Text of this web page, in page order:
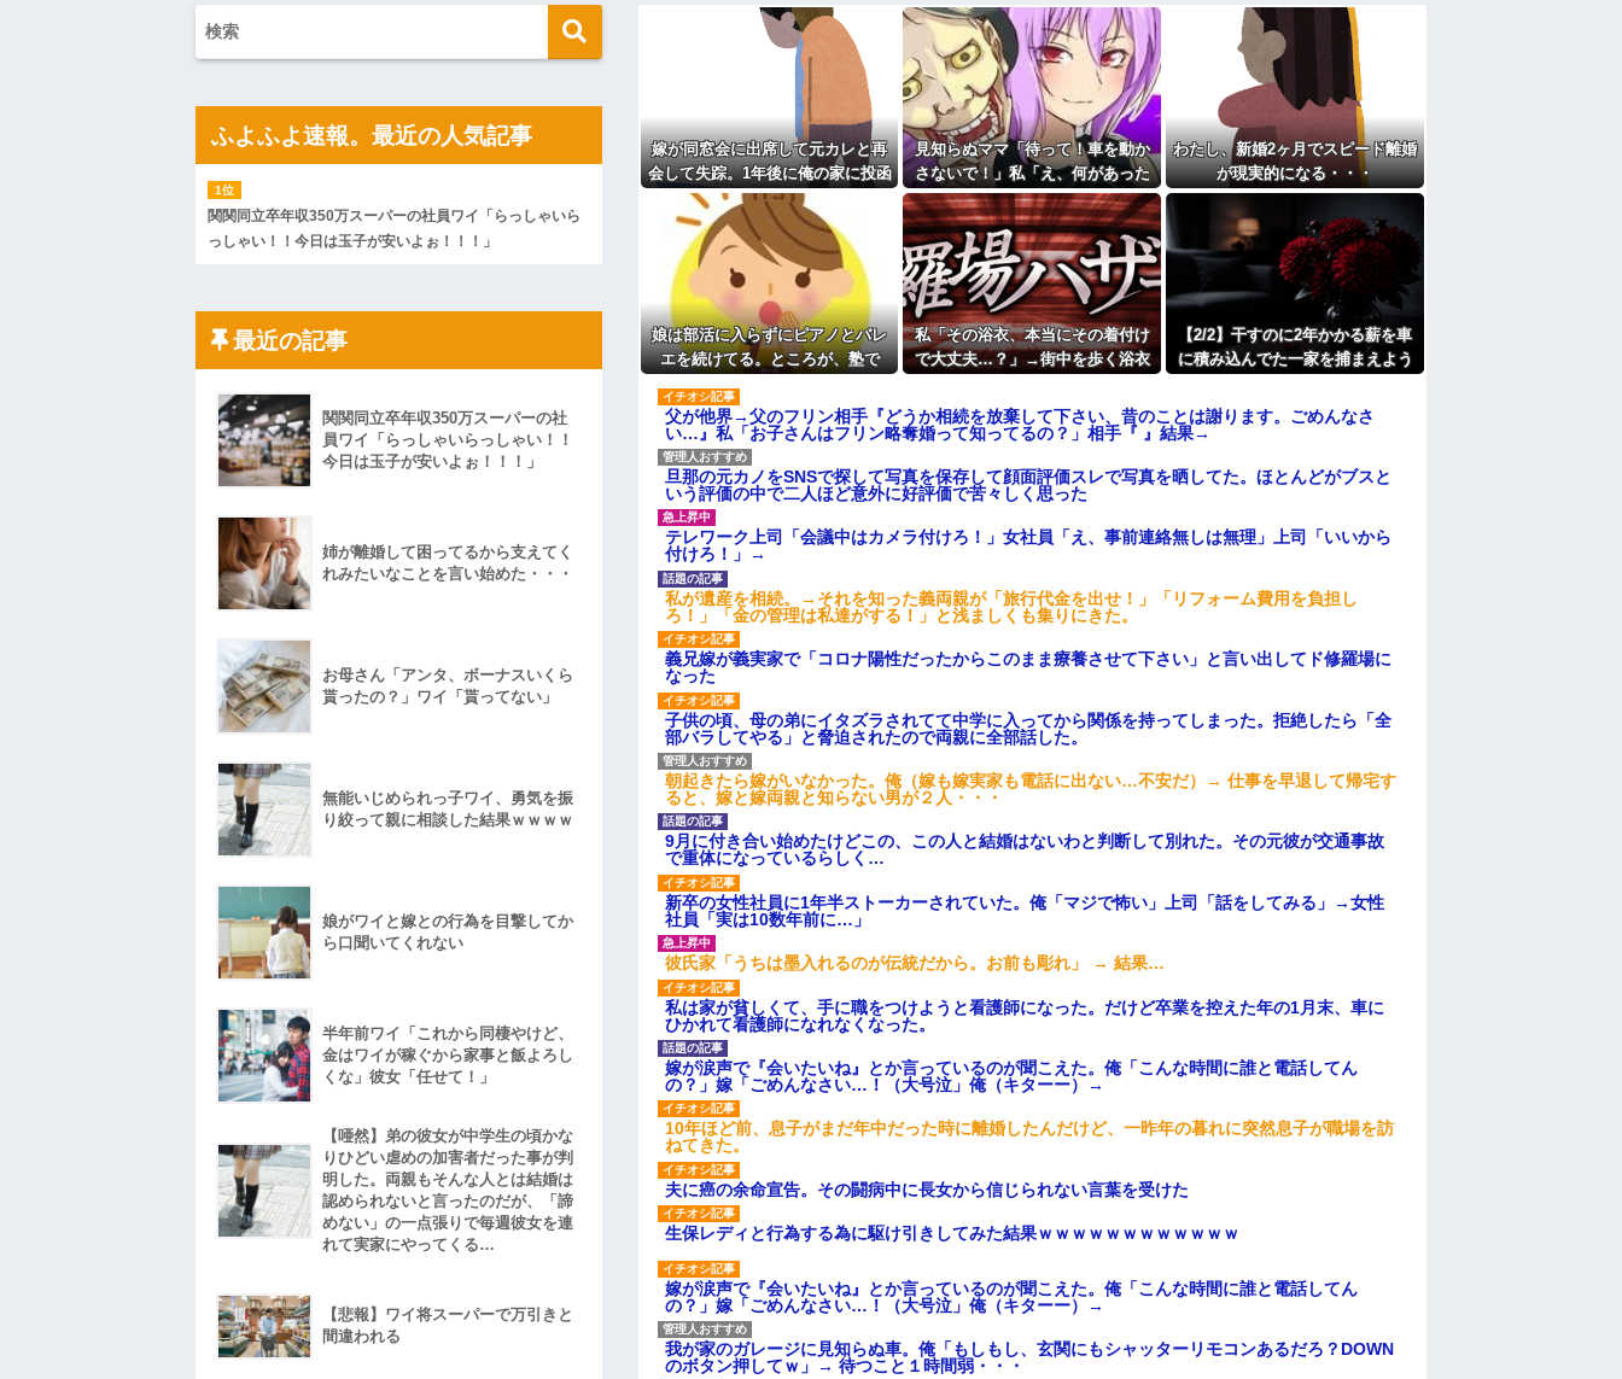
赤信号で追突してきた加害女性、降りてこず謝罪ポーズ→「わざとじゃない
のに保険使うの！？」と大号泣ｗｗ被害者の私を悪者扱いし、旦那まで「妻
を...
【画像】レベチ過ぎるギャルさん、とんでもない格好を披露してしまうw w
w w w w w
【画像】このLINEでなんで女が怒ってるのか分かんない奴はモテない奴確定
【動画】高校生さん、文化祭でコーヒーカップを作って大盛りあがり←なん
かどっかで見たことあると話題に
大学生ワイ、株で大儲けｗｗｗｗｗｗｗｗｗｗｗｗｗｗｗｗｗｗｗｗｗｗｗ
トメ「うちも同居しましょう！」夫「分かったよ」私「えっ…？」→数カ月
ハードオフに売っていた4万4000円のフィギュアがヤバすぎるｗｗｗｗｗｗ
私「ちょっと、人の家の金庫触らないでよ！」キチママ『そこに金庫があっ
たから、開けてみようとしただけ☆』義兄「泥は出てけ！二度と来るな！」結
私「初めて飲む味だけどなんのお茶？」彼「ちっ！」私「」
【GIF】JSのカンチョーワロタ
後続車にクラクションを鳴らされ彼氏が逆切れ。「何クラクション鳴らして
んだ！降りてこいよ！」と怒鳴りだし...
【衝撃】報酬100万円超の治験募集がこちらｗｗｗｗｗ(※画像あり)
【ネット騒然】惨殺されたタワマン頂き女子のこの動画、すげえええええｗ
ｗｗｗｗｗｗｗｗｗｗ
【愕然】白のクラウン俺氏、高速道路左車線を制限速度で走った結果
wwwwwwwwwwww
百年の恋12-899 食べた量を張り合ってくる
【悲報】佐藤輝明・・・２軍でも盛大にやらかす←あまり悲しませないでく
だ見ぬ我が子より弟君の方が大事｣俺｢あんなクソガキ可愛くない｣嫁｢やっぱり
ね｣→マジギレしちゃった
俺の方が潔癖なのに嫁が俺に片付けさせようとしない。ストレス半端ないの
で決別宣言した。嫁「頑張るから半年猶予をちょうだい」←頑張るポイントが
的外れすぎて絶賛空回り中
スーパーの刺身盛り合わせはパックのまま食卓に出してる。舟形なら「その
まま食卓に置いちゃってOK用」としか思えない。
カツオのサクにアニサキスらしき物体発見
【発見】発達っぽい奴の共通点って『立場を理解できない』だよな
離婚調停中のトメ発言「躾のなってない嫁に虐げられる息子が可哀想で可哀
想で。私達夫婦は夜も眠れず主人は心臓病で倒れた。嫁子はヒトゴロシだ。逮
捕して欲しい」
姪を預かって高校に通わせることになったら、姪の同級生の親がうちの娘も
預かれと
主な税金の成り立ちを調べてみたよ
嫁が同窓会に出席して元カレと再
会して失踪。1年後に俺の家に投函
されたものがこれ...
見知らぬママ「待って！車を動か
さないで！」私「え、何があった
の！？」→慌てて降りると園長先
生が激怒していて…
わたし、新婚2ヶ月でスピード離婚
が現実的になる・・・
娘は部活に入らずにピアノとバレ
エを続けてる。ところが、塾で
い」と言われたらしく...
私「その浴衣、本当にその着付け
で大丈夫…？」→街中を歩く浴衣
ってしまい…
【2/2】干すのに2年かかる薪を車
に積み込んでた一家を捕まえよう
この夫婦が「子供を誘拐した」と
騒いだので動画を見せたら…
父が他界→父のフリン相手『どうか相続を放棄して下さい、昔のことは謝ります。ごめんなさ
い…』私「お子さんはフリン略奪婚って知ってるの？」相手『 』結果→
旦那の元カノをSNSで探して写真を保存して顔面評価スレで写真を晒してた。ほとんどがブスと
いう評価の中で二人ほど意外に好評価で苦々しく思った
テレワーク上司「会議中はカメラ付けろ！」女社員「え、事前連絡無しは無理」上司「いいから
付けろ！」→
私が遺産を相続。→それを知った義両親が「旅行代金を出せ！」「リフォーム費用を負担し
ろ！」「金の管理は私達がする！」と浅ましくも集りにきた。
義兄嫁が義実家で「コロナ陽性だったからこのまま療養させて下さい」と言い出してド修羅場に
なった
子供の頃、母の弟にイタズラされてて中学に入ってから関係を持ってしまった。拒絶したら「全
部バラしてやる」と脅迫されたので両親に全部話した。
朝起きたら嫁がいなかった。俺（嫁も嫁実家も電話に出ない…不安だ）→ 仕事を早退して帰宅す
ると、嫁と嫁両親と知らない男が２人・・・
9月に付き合い始めたけどこの、この人と結婚はないわと判断して別れた。その元彼が交通事故
で重体になっているらしく…
新卒の女性社員に1年半ストーカーされていた。俺「マジで怖い」上司「話をしてみる」→女性
社員「実は10数年前に…」
彼氏家「うちは墨入れるのが伝統だから。お前も彫れ」 → 結果…
私は家が貧しくて、手に職をつけようと看護師になった。だけど卒業を控えた年の1月末、車に
ひかれて看護師になれなくなった。
嫁が涙声で『会いたいね』とか言っているのが聞こえた。俺「こんな時間に誰と電話してん
の？」嫁「ごめんなさい…！（大号泣」俺（キターー）→
10年ほど前、息子がまだ年中だった時に離婚したんだけど、一昨年の暮れに突然息子が職場を訪
ねてきた。
夫に癌の余命宣告。その闘病中に長女から信じられない言葉を受けた
生保レディと行為する為に駆け引きしてみた結果ｗｗｗｗｗｗｗｗｗｗｗｗ
嫁が涙声で『会いたいね』とか言っているのが聞こえた。俺「こんな時間に誰と電話してん
の？」嫁「ごめんなさい…！（大号泣」俺（キターー）→
我が家のガレージに見知らぬ車。俺「もしもし、玄関にもシャッターリモコンあるだろ？DOWN
のボタン押してｗ」→ 待つこと１時間弱・・・
ふよふよ速報。最近の人気記事
関関同立卒年収350万スーパーの社員ワイ「らっしゃいら
っしゃい！！今日は玉子が安いよぉ！！！」
最近の記事
関関同立卒年収350万スーパーの社
員ワイ「らっしゃいらっしゃい！！
今日は玉子が安いよぉ！！！」
姉が離婚して困ってるから支えてく
れみたいなことを言い始めた・・・
お母さん「アンタ、ボーナスいくら
貰ったの？」ワイ「貰ってない」
無能いじめられっ子ワイ、勇気を振
り絞って親に相談した結果ｗｗｗｗ
娘がワイと嫁との行為を目撃してか
ら口聞いてくれない
半年前ワイ「これから同棲やけど、
金はワイが稼ぐから家事と飯よろし
くな」彼女「任せて！」
【唖然】弟の彼女が中学生の頃かな
りひどい虐めの加害者だった事が判
明した。両親もそんな人とは結婚は
認められないと言ったのだが、「諦
めない」の一点張りで毎週彼女を連
れて実家にやってくる…
【悲報】ワイ将スーパーで万引きと
間違われる